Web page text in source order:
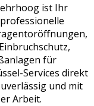
ist Ihr
für
Services direkt
und mit
Arbeit.